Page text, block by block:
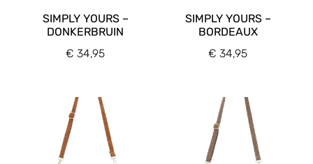
SIMPLY YOURS –
DONKERBRUIN
€ 34,95
SIMPLY YOURS –
BORDEAUX
€ 34,95